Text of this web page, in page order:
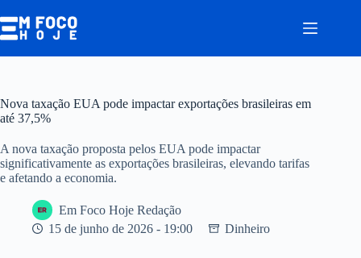
para
o
Nova taxação EUA pode impactar exportações brasileiras em
até 37,5%
A nova taxação proposta pelos EUA pode impactar
significativamente as exportações brasileiras, elevando tarifas
e afetando a economia.
Em Foco Hoje Redação
15 de junho de 2026 - 19:00
Dinheiro